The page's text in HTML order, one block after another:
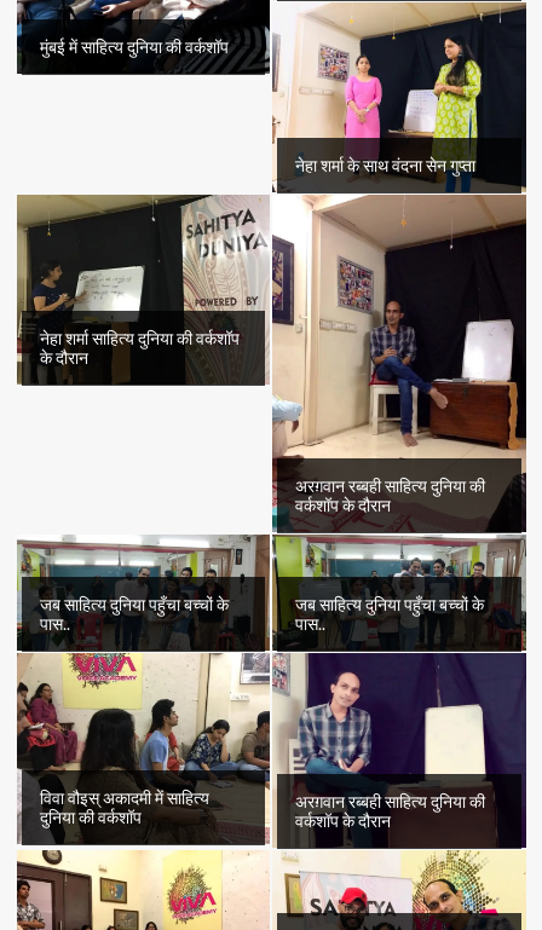
मुंबई में साहित्य दुनिया की वर्कशॉप
नेहा शर्मा के साथ वंदना सेन गुप्ता
नेहा शर्मा साहित्य दुनिया की वर्कशॉप
के दौरान
अरग़वान रब्बही साहित्य दुनिया की
वर्कशॉप के दौरान
जब साहित्य दुनिया पहुँचा बच्चों के
पास..
जब साहित्य दुनिया पहुँचा बच्चों के
पास..
विवा वौइस् अकादमी में साहित्य
दुनिया की वर्कशॉप
अरग़वान रब्बही साहित्य दुनिया की
वर्कशॉप के दौरान